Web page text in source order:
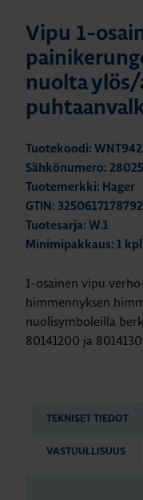
Vipu 1-
nuolta ylös/
Tuotekoodi:
Sähkönumero:
Tuotemerkki: Hager
GTIN: 3250617178792
Tuotesarja: W.1
Minimipakkaus: 1 kpl
1-osainen vipu
himmennyksen
nuolisymboleilla
80141200 ja
TEKNISET TIEDOT
VASTUULLISUUS